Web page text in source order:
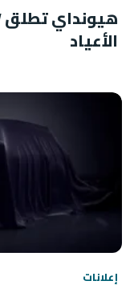
الأعياد
إعلانات